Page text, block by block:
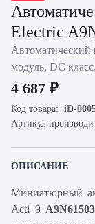
Electric
Автоматический
модуль, DC
4 687 ₽
Код товара: iD-
Артикул
ОПИСАНИЕ
Миниатюрный автоматический 1 полюсный выключатель
Acti 9